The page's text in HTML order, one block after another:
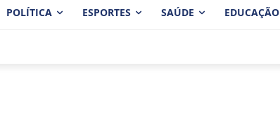
POLÍTICA ESPORTES SAÚDE EDUCAÇÃO